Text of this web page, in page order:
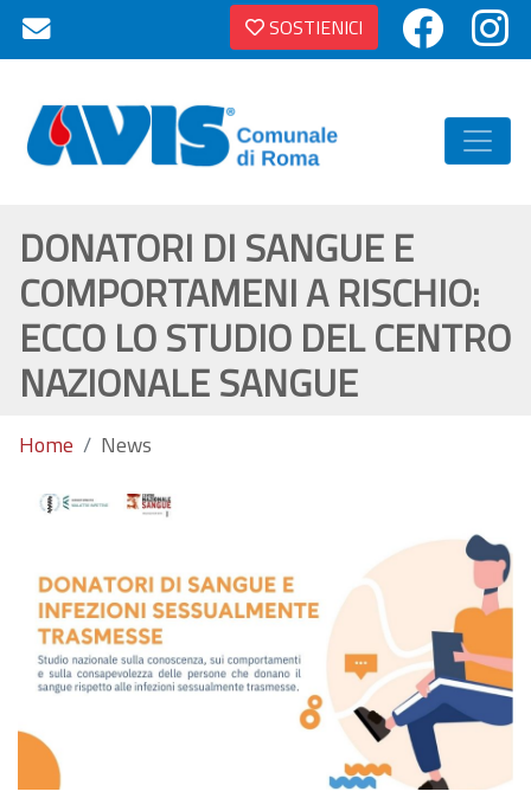
SOSTIENICI
DONATORI DI SANGUE E
COMPORTAMENI A RISCHIO:
ECCO LO STUDIO DEL CENTRO
NAZIONALE SANGUE
Home News